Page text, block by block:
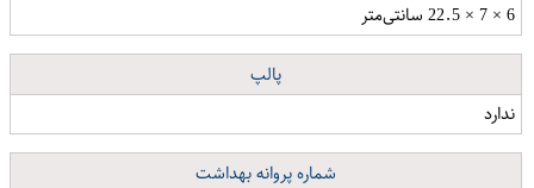
6 × 7 × 22.5 سانتی‌متر
پالپ
ندارد
شماره پروانه بهداشت